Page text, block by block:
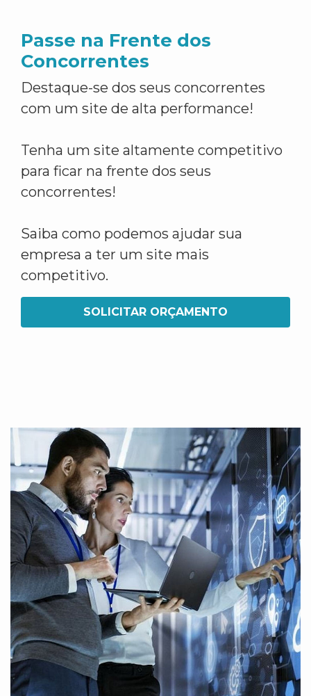
Passe na Frente dos
Concorrentes
Destaque-se dos seus concorrentes
com um site de alta performance!
Tenha um site altamente competitivo
para ficar na frente dos seus
concorrentes!
Saiba como podemos ajudar sua
empresa a ter um site mais
competitivo.
SOLICITAR ORÇAMENTO